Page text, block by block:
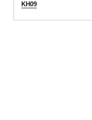
KH09